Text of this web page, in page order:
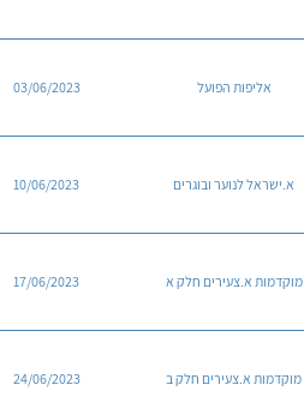
אליפות הפועל 03/06/2023
א.ישראל לנוער ובוגרים 10/06/2023
מוקדמות א.צעירים חלק א 17/06/2023
מוקדמות א.צעירים חלק ב 24/06/2023